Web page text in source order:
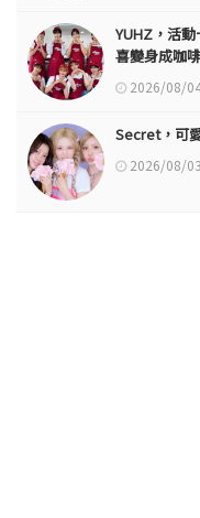
YUHZ，活
喜變身成咖
2026/08/
Secret，可
2026/08/03